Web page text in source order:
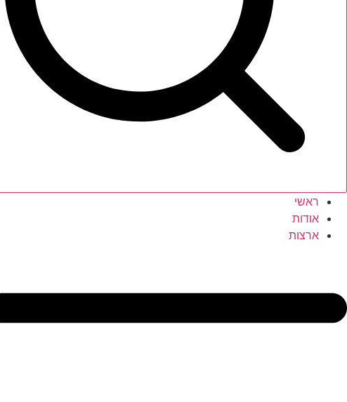
ראשי
אודות
ארצות